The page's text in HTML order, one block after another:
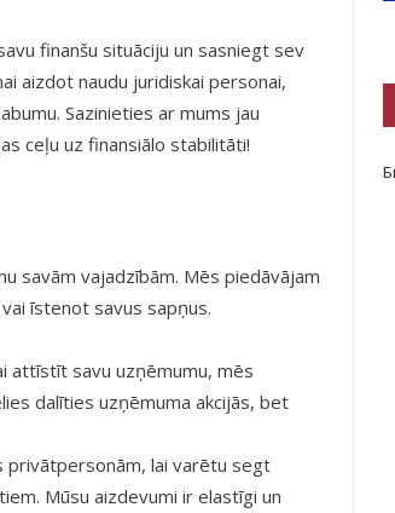
finanšu situāciju un sasniegt sev
aizdot naudu juridiskai personai,
Sazinieties ar mums jau
ceļu uz finansiālo stabilitāti!
savām vajadzībām. Mēs piedāvājam
īstenot savus sapņus.
attīstīt savu uzņēmumu, mēs
dalīties uzņēmuma akcijās, bet
privātpersonām, lai varētu segt
Mūsu aizdevumi ir elastīgi un